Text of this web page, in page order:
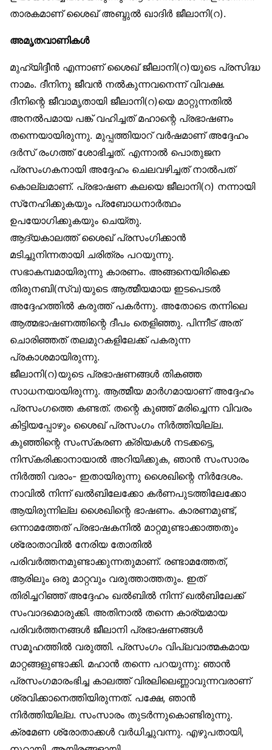
താരകമാണ് ശൈഖ് അബ്ദുൽ ഖാദിർ ജീലാനി(റ).
അമൃതവാണികൾ
മുഹ്‌യിദ്ദീൻ എന്നാണ് ശൈഖ് ജീലാനി(റ)യുടെ പ്രസിദ്ധ
നാമം. ദീനിനു ജീവൻ നൽകുന്നവനെന്ന് വിവക്ഷ.
ദീനിന്റെ ജീവാമൃതായി ജീലാനി(റ)യെ മാറ്റുന്നതിൽ
അനൽപമായ പങ്ക് വഹിച്ചത് മഹാന്റെ പ്രഭാഷണം
തന്നെയായിരുന്നു. മുപ്പത്തിയാറ് വർഷമാണ് അദ്ദേഹം
ദർസ് രംഗത്ത് ശോഭിച്ചത്. എന്നാൽ പൊതുജന
പ്രസംഗകനായി അദ്ദേഹം ചെലവഴിച്ചത് നാൽപത്
കൊല്ലമാണ്. പ്രഭാഷണ കലയെ ജീലാനി(റ) നന്നായി
സ്‌നേഹിക്കുകയും പ്രബോധനാർത്ഥം
ഉപയോഗിക്കുകയും ചെയ്തു.
ആദ്യകാലത്ത് ശൈഖ് പ്രസംഗിക്കാൻ
മടിച്ചുനിന്നതായി ചരിത്രം പറയുന്നു.
സഭാകമ്പമായിരുന്നു കാരണം. അങ്ങനെയിരിക്കെ
തിരുനബി(സ്വ)യുടെ ആത്മീയമായ ഇടപെടൽ
അദ്ദേഹത്തിൽ കരുത്ത് പകർന്നു. അതോടെ തന്നിലെ
ആത്മഭാഷണത്തിന്റെ ദീപം തെളിഞ്ഞു. പിന്നീട് അത്
ചൊരിഞ്ഞത് തലമുറകളിലേക്ക് പകരുന്ന
പ്രകാശമായിരുന്നു.
ജീലാനി(റ)യുടെ പ്രഭാഷണങ്ങൾ തികഞ്ഞ
സാധനയായിരുന്നു. ആത്മീയ മാർഗമായാണ് അദ്ദേഹം
പ്രസംഗത്തെ കണ്ടത്. തന്റെ കുഞ്ഞ് മരിച്ചെന്ന വിവരം
കിട്ടിയപ്പോഴും ശൈഖ് പ്രസംഗം നിർത്തിയില്ല.
കുഞ്ഞിന്റെ സംസ്‌കരണ ക്രിയകൾ നടക്കട്ടെ,
നിസ്‌കരിക്കാനായാൽ അറിയിക്കുക, ഞാൻ സംസാരം
നിർത്തി വരാം- ഇതായിരുന്നു ശൈഖിന്റെ നിർദേശം.
നാവിൽ നിന്ന് ഖൽബിലേക്കോ കർണപുടത്തിലേക്കോ
ആയിരുന്നില്ല ശൈഖിന്റെ ഭാഷണം. കാരണമുണ്ട്,
ഒന്നാമത്തേത് പ്രഭാഷകനിൽ മാറ്റമുണ്ടാക്കാത്തതും
ശ്രോതാവിൽ നേരിയ തോതിൽ
പരിവർത്തനമുണ്ടാക്കുന്നതുമാണ്. രണ്ടാമത്തേത്,
ആരിലും ഒരു മാറ്റവും വരുത്താത്തതും. ഇത്
തിരിച്ചറിഞ്ഞ് അദ്ദേഹം ഖൽബിൽ നിന്ന് ഖൽബിലേക്ക്
സംവാദമൊരുക്കി. അതിനാൽ തന്നെ കാര്യമായ
പരിവർത്തനങ്ങൾ ജീലാനി പ്രഭാഷണങ്ങൾ
സമൂഹത്തിൽ വരുത്തി. പ്രസംഗം വിപ്ലവാത്മകമായ
മാറ്റങ്ങളുണ്ടാക്കി. മഹാൻ തന്നെ പറയുന്നു: ഞാൻ
പ്രസംഗമാരംഭിച്ച കാലത്ത് വിരലിലെണ്ണാവുന്നവരാണ്
ശ്രവിക്കാനെത്തിയിരുന്നത്. പക്ഷേ, ഞാൻ
നിർത്തിയില്ല. സംസാരം തുടർന്നുകൊണ്ടിരുന്നു.
ക്രമേണ ശ്രോതാക്കൾ വർധിച്ചുവന്നു. എഴുപതായി,